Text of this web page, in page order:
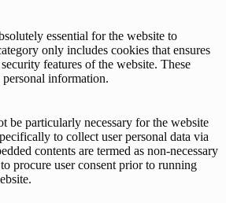
essential for the website to
only includes cookies that ensures
features of the website. These
information.
be particularly necessary for the website
to collect user personal data via
contents are termed as non-necessary
procure user consent prior to running